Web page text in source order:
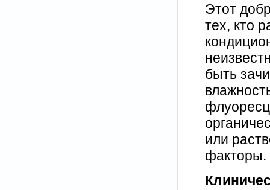
Этот
тех, кто
быть
или
факторы.